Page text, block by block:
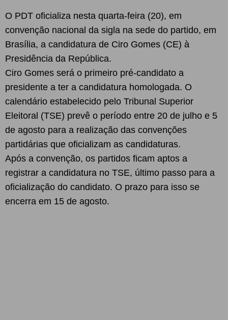
O PDT oficializa nesta quarta-feira (20), em
convenção nacional da sigla na sede do partido, em
Brasília, a candidatura de Ciro Gomes (CE) à
Presidência da República.
Ciro Gomes será o primeiro pré-candidato a
presidente a ter a candidatura homologada. O
calendário estabelecido pelo Tribunal Superior
Eleitoral (TSE) prevê o período entre 20 de julho e 5
de agosto para a realização das convenções
partidárias que oficializam as candidaturas.
Após a convenção, os partidos ficam aptos a
registrar a candidatura no TSE, último passo para a
oficialização do candidato. O prazo para isso se
encerra em 15 de agosto.